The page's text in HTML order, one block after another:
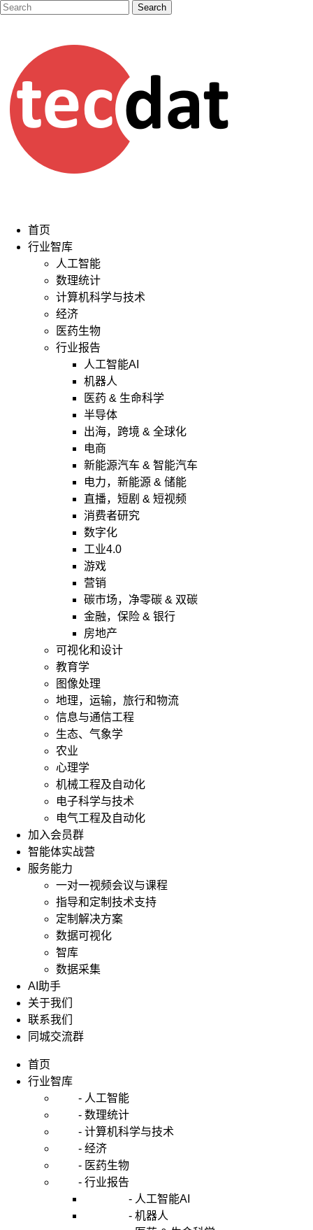
首页
行业智库
人工智能
数理统计
计算机科学与技术
经济
医药生物
行业报告
人工智能AI
机器人
医药 & 生命科学
半导体
出海，跨境 & 全球化
电商
新能源汽车 & 智能汽车
电力，新能源 & 储能
直播，短剧 & 短视频
消费者研究
数字化
工业4.0
游戏
营销
碳市场，净零碳 & 双碳
金融，保险 & 银行
房地产
可视化和设计
教育学
图像处理
地理，运输，旅行和物流
信息与通信工程
生态、气象学
农业
心理学
机械工程及自动化
电子科学与技术
电气工程及自动化
加入会员群
智能体实战营
服务能力
一对一视频会议与课程
指导和定制技术支持
定制解决方案
数据可视化
智库
数据采集
AI助手
关于我们
联系我们
同城交流群
首页
行业智库
- 人工智能
- 数理统计
- 计算机科学与技术
- 经济
- 医药生物
- 行业报告
- 人工智能AI
- 机器人